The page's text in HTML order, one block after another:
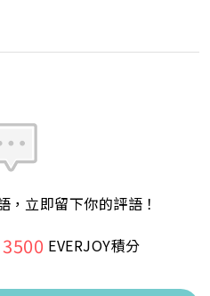
，立即留下你的評語！
3500 EVERJOY積分